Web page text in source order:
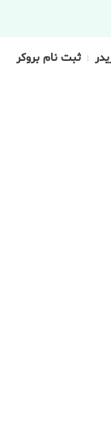
ثبت نام بروکر